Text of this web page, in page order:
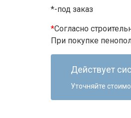
*-под заказ
*Согласно
При покупке
Действует
Уточняйте